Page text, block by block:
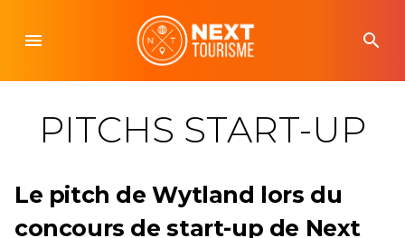
content
menu search
PITCHS START-UP
Le pitch de Wytland lors du
concours de start-up de Next